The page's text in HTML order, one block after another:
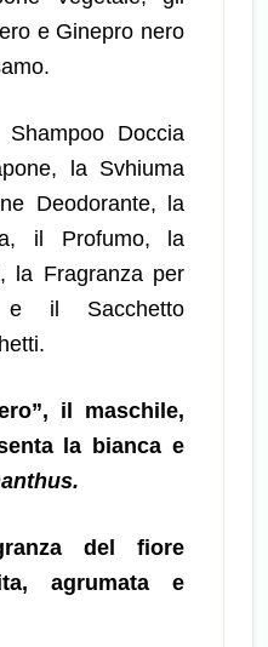
e Ginepro nero
Doccia
la Svhiuma
Deodorante, la
il Profumo, la
la Fragranza per
e il Sacchetto
il maschile,
la bianca e
del fiore
agrumata e